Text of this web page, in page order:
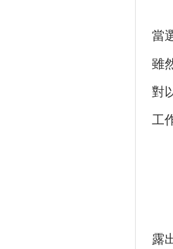
當
雖
對
工
露